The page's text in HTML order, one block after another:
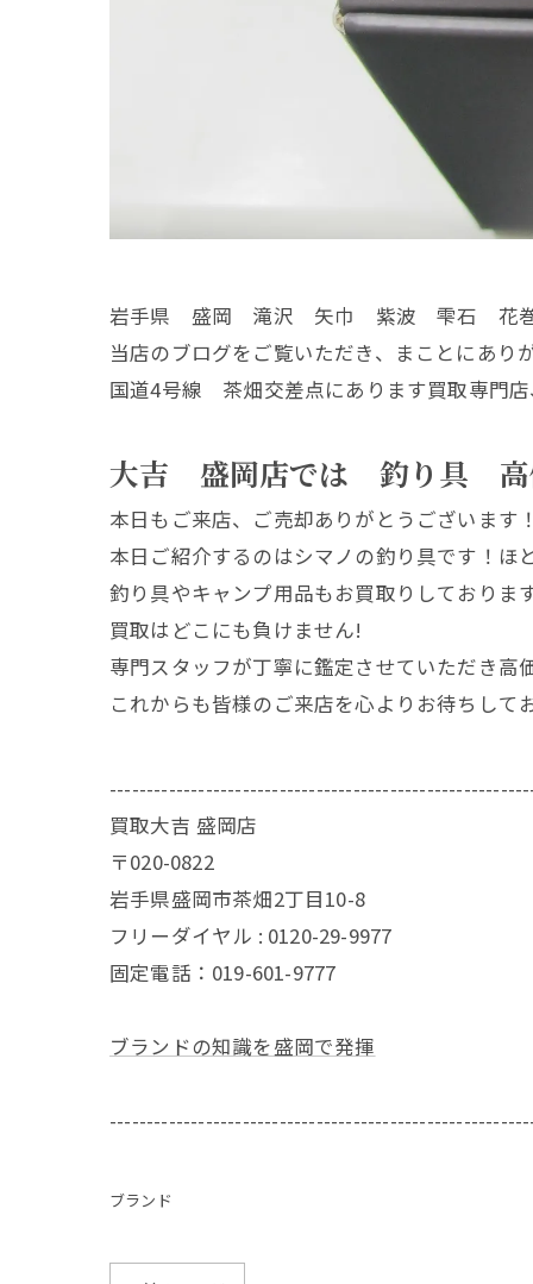
岩手県 盛岡 滝沢 矢巾 紫波 雫石 花巻
当店のブログをご覧いただき、まことにあり
国道4号線 茶畑交差点にあります買取専門
大吉 盛岡店では 釣り具 高
本日もご来店、ご売却ありがとうございます
本日ご紹介するのはシマノの釣り具です！ほ
釣り具やキャンプ用品もお買取りしておりま
買取はどこにも負けません!
専門スタッフが丁寧に鑑定させていただき高
これからも皆様のご来店を心よりお待ちして
買取大吉 盛岡店
〒020-0822
岩手県盛岡市茶畑2丁目10-8
フリーダイヤル : 0120-29-9977
固定電話：019-601-9777
ブランドの知識を盛岡で発揮
ブランド